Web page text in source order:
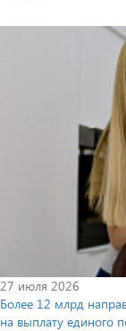
27 июля 2026
Более 12 млрд
на выплату единого